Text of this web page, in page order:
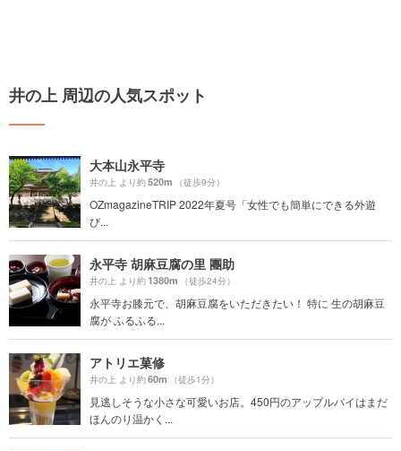
井の上 周辺の人気スポット
大本山永平寺
井の上 より約520m （徒歩9分）
OZmagazineTRIP 2022年夏号「女性でも簡単にできる外遊
び...
永平寺 胡麻豆腐の里 團助
井の上 より約1380m （徒歩24分）
永平寺お膝元で、胡麻豆腐をいただきたい！ 特に 生の胡麻豆
腐が ふるふる...
アトリエ菓修
井の上 より約60m （徒歩1分）
見逃しそうな小さな可愛いお店。450円のアップルパイはまだ
ほんのり温かく...